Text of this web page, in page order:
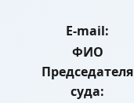
E-mail:
ФИО
Председателя
суда: